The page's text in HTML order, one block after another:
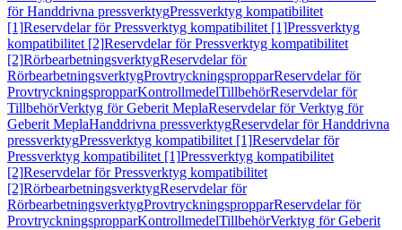
för Handdrivna pressverktygPressverktyg kompatibilitet
[1]Reservdelar för Pressverktyg kompatibilitet [1]Pressverktyg
kompatibilitet [2]Reservdelar för Pressverktyg kompatibilitet
[2]RörbearbetningsverktygReservdelar för
RörbearbetningsverktygProvtryckningspropparReservdelar för
ProvtryckningspropparKontrollmedelTillbehörReservdelar för
TillbehörVerktyg för Geberit MeplaReservdelar för Verktyg för
Geberit MeplaHanddrivna pressverktygReservdelar för Handdrivna
pressverktygPressverktyg kompatibilitet [1]Reservdelar för
Pressverktyg kompatibilitet [1]Pressverktyg kompatibilitet
[2]Reservdelar för Pressverktyg kompatibilitet
[2]RörbearbetningsverktygReservdelar för
RörbearbetningsverktygProvtryckningspropparReservdelar för
ProvtryckningspropparKontrollmedelTillbehörVerktyg för Geberit